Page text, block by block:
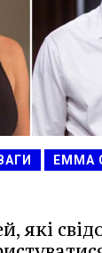
ЕММА
які